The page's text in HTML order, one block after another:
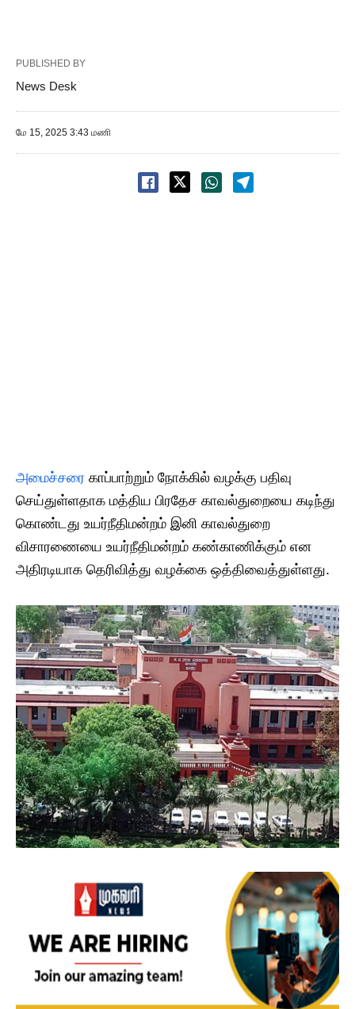
PUBLISHED BY
News Desk
மே 15, 2025 3:43 மணி
அமைச்சரை காப்பாற்றும் நோக்கில் வழக்கு பதிவு
செய்துள்ளதாக மத்திய பிரதேச காவல்துறையை கடிந்து
கொண்டது உயர்நீதிமன்றம் இனி காவல்துறை
விசாரணையை உயர்நீதிமன்றம் கண்காணிக்கும் என
அதிரடியாக தெரிவித்து வழக்கை ஒத்திவைத்துள்ளது.